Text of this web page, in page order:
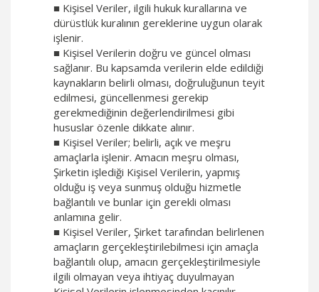
■ Kişisel Veriler, ilgili hukuk kurallarına ve
dürüstlük kuralının gereklerine uygun olarak
işlenir.
■ Kişisel Verilerin doğru ve güncel olması
sağlanır. Bu kapsamda verilerin elde edildiği
kaynakların belirli olması, doğruluğunun teyit
edilmesi, güncellenmesi gerekip
gerekmediğinin değerlendirilmesi gibi
hususlar özenle dikkate alınır.
■ Kişisel Veriler; belirli, açık ve meşru
amaçlarla işlenir. Amacın meşru olması,
Şirketin işlediği Kişisel Verilerin, yapmış
olduğu iş veya sunmuş olduğu hizmetle
bağlantılı ve bunlar için gerekli olması
anlamına gelir.
■ Kişisel Veriler, Şirket tarafından belirlenen
amaçların gerçekleştirilebilmesi için amaçla
bağlantılı olup, amacın gerçekleştirilmesiyle
ilgili olmayan veya ihtiyaç duyulmayan